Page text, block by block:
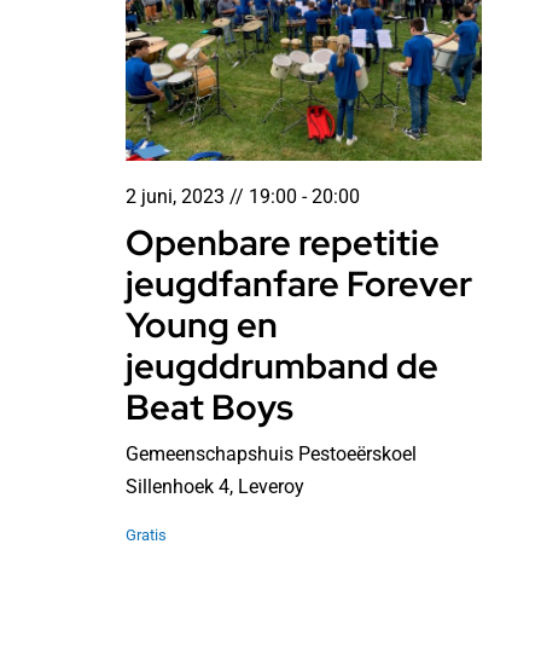
2 juni, 2023 // 19:00 -20:00
Openbare repetitie
jeugdfanfare Forever
Young en
jeugddrumband de
Beat Boys
Gemeenschapshuis Pestoeërskoel
Sillenhoek 4, Leveroy
Gratis